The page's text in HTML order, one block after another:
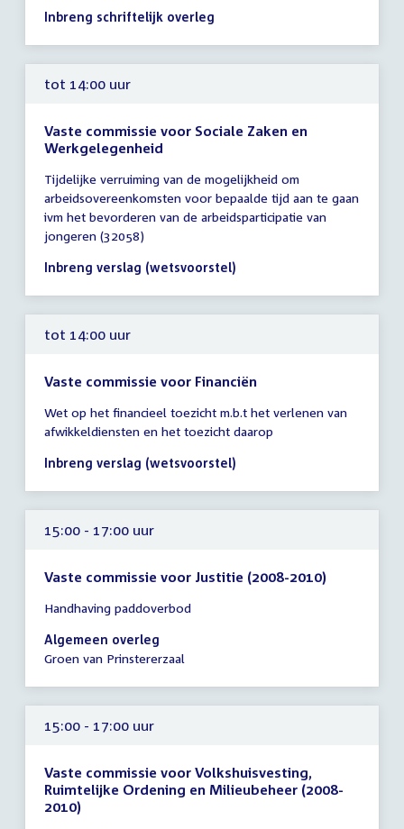
14:00
Inbreng schriftelijk overleg
tot 14:00 uur
Vaste commissie voor Sociale Zaken en
Werkgelegenheid
vergadering
tot
14:00
uur
Tijdelijke verruiming van de mogelijkheid om
arbeidsovereenkomsten voor bepaalde tijd aan te gaan
ivm het bevorderen van de arbeidsparticipatie van
jongeren (32058)
Inbreng verslag (wetsvoorstel)
tot 14:00 uur
Vaste commissie voor Financiën
vergadering
tot
14:00
Wet op het financieel toezicht m.b.t het verlenen van
afwikkeldiensten en het toezicht daarop
Inbreng verslag (wetsvoorstel)
15:00 - 17:00 uur
Vaste commissie voor Justitie (2008-2010)
vergadering
15:00
-
uur
Handhaving paddoverbod
Algemeen overleg
Groen van Prinstererzaal
15:00 - 17:00 uur
Vaste commissie voor Volkshuisvesting,
Ruimtelijke Ordening en Milieubeheer (2008-
2010)